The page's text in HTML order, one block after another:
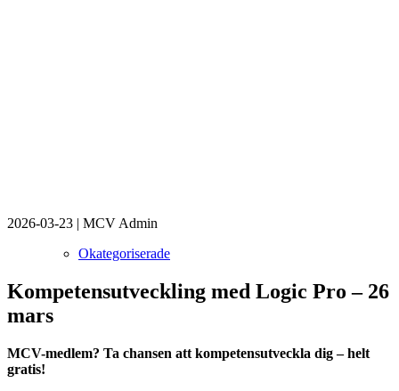
2026-03-23 | MCV Admin
Okategoriserade
Kompetensutveckling med Logic Pro – 26
mars
MCV-medlem? Ta chansen att kompetensutveckla dig – helt
gratis!